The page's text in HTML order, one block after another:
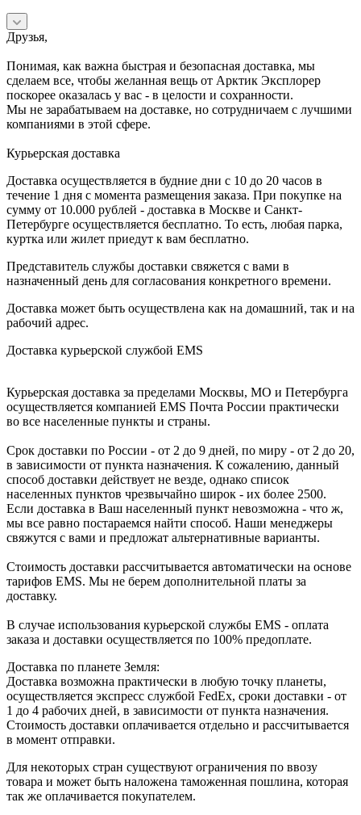
Друзья,
Понимая, как важна быстрая и безопасная доставка, мы
сделаем все, чтобы желанная вещь от Арктик Эксплорер
поскорее оказалась у вас - в целости и сохранности.
Мы не зарабатываем на доставке, но сотрудничаем с лучшими
компаниями в этой сфере.
Курьерская доставка
Доставка осуществляется в будние дни с 10 до 20 часов в
течение 1 дня с момента размещения заказа. При покупке на
сумму от 10.000 рублей - доставка в Москве и Санкт-
Петербурге осуществляется бесплатно. То есть, любая парка,
куртка или жилет приедут к вам бесплатно.
Представитель службы доставки свяжется с вами в
назначенный день для согласования конкретного времени.
Доставка может быть осуществлена как на домашний, так и на
рабочий адрес.
Доставка курьерской службой EMS
Курьерская доставка за пределами Москвы, МО и Петербурга
осуществляется компанией ЕМS Почта России практически
во все населенные пункты и страны.
Срок доставки по России - от 2 до 9 дней, по миру - от 2 до 20,
в зависимости от пункта назначения. К сожалению, данный
способ доставки действует не везде, однако список
населенных пунктов чрезвычайно широк - их более 2500.
Если доставка в Ваш населенный пункт невозможна - что ж,
мы все равно постараемся найти способ. Наши менеджеры
свяжутся с вами и предложат альтернативные варианты.
Стоимость доставки рассчитывается автоматически на основе
тарифов ЕМS. Мы не берем дополнительной платы за
доставку.
В случае использования курьерской службы EMS - оплата
заказа и доставки осуществляется по 100% предоплате.
Доставка по планете Земля:
Доставка возможна практически в любую точку планеты,
осуществляется экспресс службой FedEx, сроки доставки - от
1 до 4 рабочих дней, в зависимости от пункта назначения.
Стоимость доставки оплачивается отдельно и рассчитывается
в момент отправки.
Для некоторых стран существуют ограничения по ввозу
товара и может быть наложена таможенная пошлина, которая
так же оплачивается покупателем.